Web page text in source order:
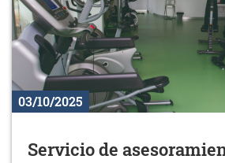
03/10/2025
Servicio de